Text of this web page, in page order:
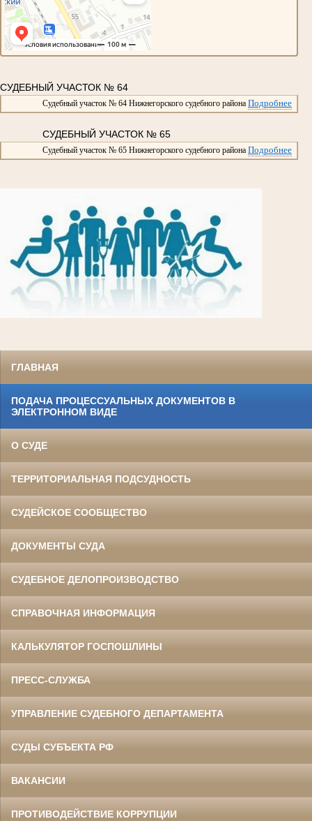
СУДЕБНЫЙ УЧАСТОК № 64
Судебный участок № 64 Нижнегорского судебного района Подробнее
СУДЕБНЫЙ УЧАСТОК № 65
Судебный участок № 65 Нижнегорского судебного района Подробнее
ГЛАВНАЯ
ПОДАЧА ПРОЦЕССУАЛЬНЫХ ДОКУМЕНТОВ В
ЭЛЕКТРОННОМ ВИДЕ
О СУДЕ
ТЕРРИТОРИАЛЬНАЯ ПОДСУДНОСТЬ
СУДЕЙСКОЕ СООБЩЕСТВО
ДОКУМЕНТЫ СУДА
СУДЕБНОЕ ДЕЛОПРОИЗВОДСТВО
СПРАВОЧНАЯ ИНФОРМАЦИЯ
КАЛЬКУЛЯТОР ГОСПОШЛИНЫ
ПРЕСС-СЛУЖБА
УПРАВЛЕНИЕ СУДЕБНОГО ДЕПАРТАМЕНТА
СУДЫ СУБЪЕКТА РФ
ВАКАНСИИ
ПРОТИВОДЕЙСТВИЕ КОРРУПЦИИ